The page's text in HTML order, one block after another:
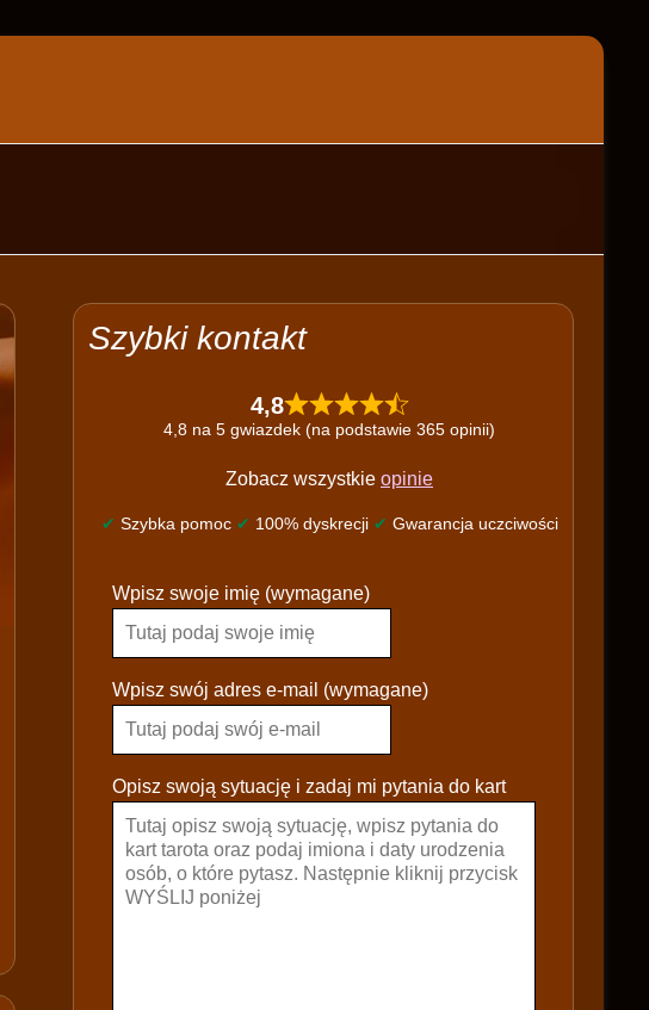
Szybki kontakt
4,8
4,8 na 5 gwiazdek (na podstawie 365 opinii)
Zobacz wszystkie opinie
✔ Szybka pomoc ✔ 100% dyskrecji ✔ Gwarancja uczciwości
l
a
s
e
a
Wpisz swoje imię (wymagane)
Wpisz swój adres e-mail (wymagane)
Opisz swoją sytuację i zadaj mi pytania do kart